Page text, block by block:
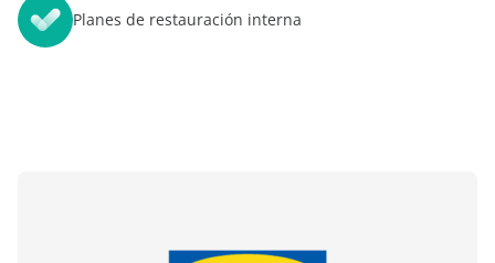
Planes de restauración interna